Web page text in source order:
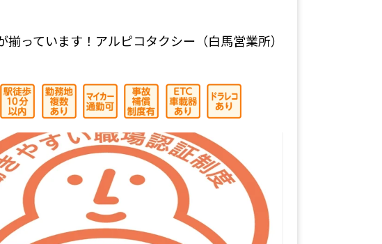
っています！アルピコタクシー（白馬営業所）